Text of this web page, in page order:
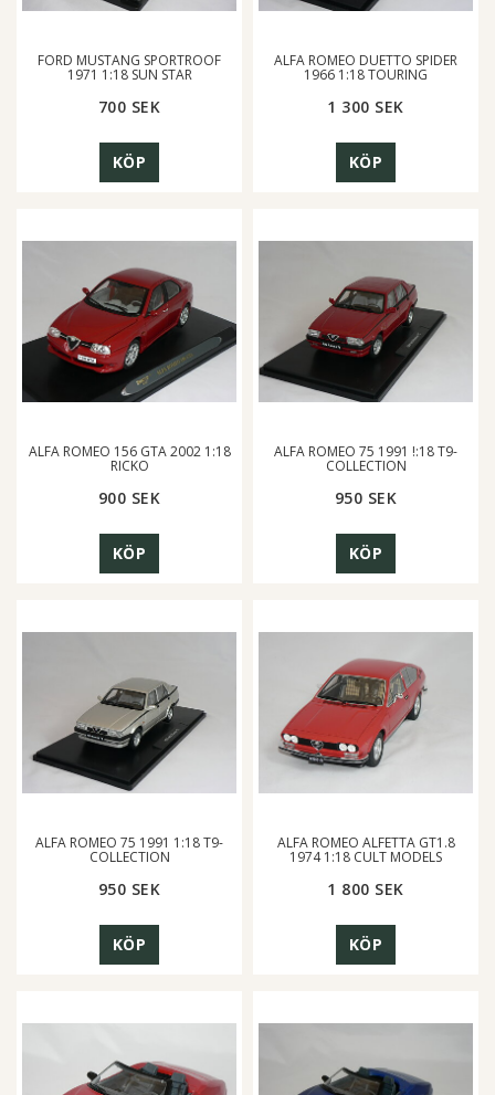
FORD MUSTANG SPORTROOF
1971 1:18 SUN STAR
700 SEK
KÖP
ALFA ROMEO DUETTO SPIDER
1966 1:18 TOURING
1 300 SEK
KÖP
ALFA ROMEO 156 GTA 2002 1:18
RICKO
900 SEK
KÖP
ALFA ROMEO 75 1991 !:18 T9-
COLLECTION
950 SEK
KÖP
ALFA ROMEO 75 1991 1:18 T9-
COLLECTION
950 SEK
KÖP
ALFA ROMEO ALFETTA GT1.8
1974 1:18 CULT MODELS
1 800 SEK
KÖP